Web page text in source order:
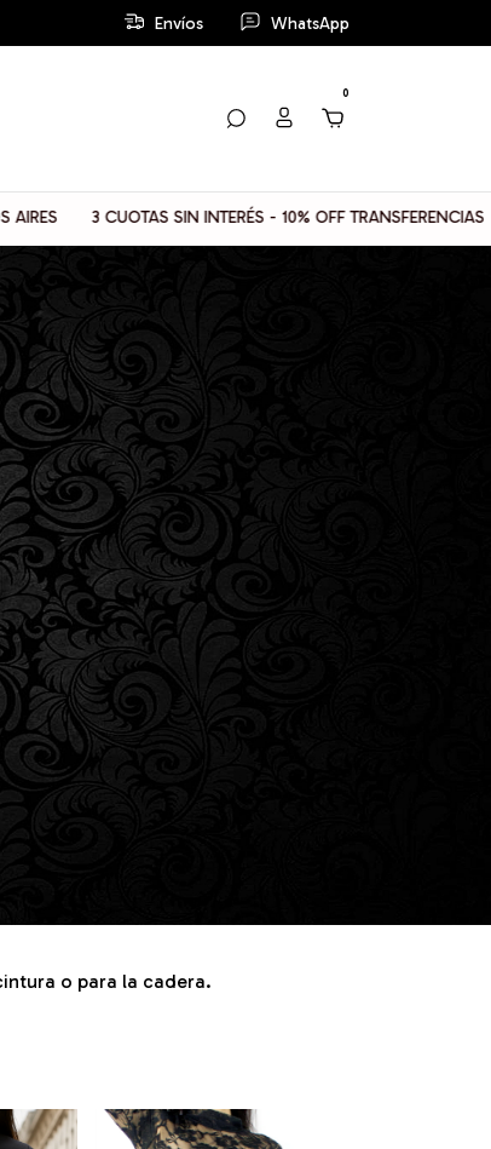
Envíos WhatsApp
0
SIN INTERÉS - 10% OFF TRANSFERENCIAS 📦 ENVIOS
o para la cadera.